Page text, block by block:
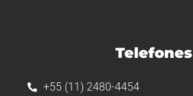
Telefones
+55 (11) 2480-4454